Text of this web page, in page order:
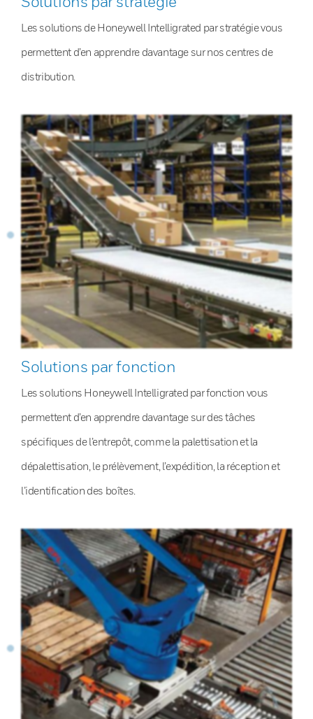
Les solutions de Honeywell Intelligrated par stratégie vous
permettent d’en apprendre davantage sur nos centres de
distribution.
Solutions par fonction
Les solutions Honeywell Intelligrated par fonction vous
permettent d’en apprendre davantage sur des tâches
spécifiques de l’entrepôt, comme la palettisation et la
dépalettisation, le prélèvement, l’expédition, la réception et
l’identification des boîtes.